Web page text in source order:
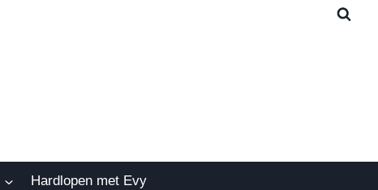
Hardlopen met Evy